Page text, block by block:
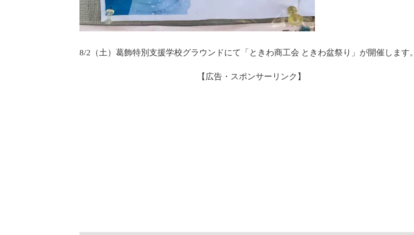
8/2（土）葛飾特別支援学校グラウンドにて「ときわ商工会 ときわ盆祭り」が開催します。
【広告・スポンサーリンク】